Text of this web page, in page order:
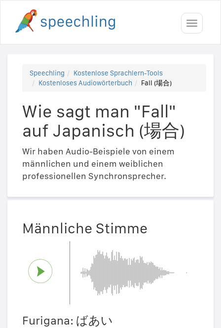
Toggle
Speechling
Kostenlose Sprachlern-Tools
Kostenloses Audiowörterbuch
Fall (場合)
Wie sagt man "Fall"
auf Japanisch (場合)
Wir haben Audio-Beispiele von einem
männlichen und einem weiblichen
professionellen Synchronsprecher.
Männliche Stimme
Furigana: ばあい